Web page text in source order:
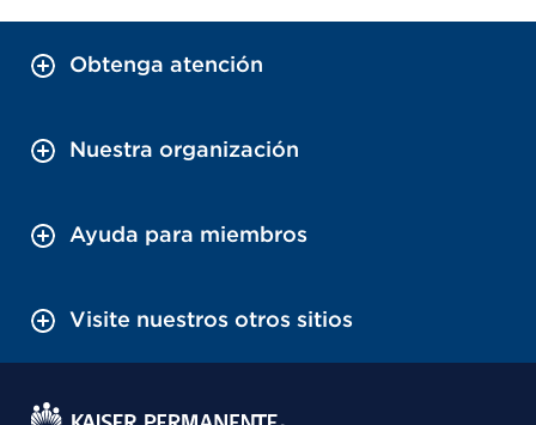
Obtenga atención
Nuestra organización
Ayuda para miembros
Visite nuestros otros sitios